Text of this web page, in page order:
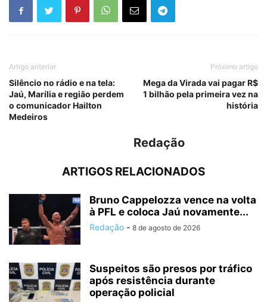
Artigo anterior
Silêncio no rádio e na tela:
Jaú, Marília e região perdem
o comunicador Hailton
Medeiros
Próximo artigo
Mega da Virada vai pagar R$
1 bilhão pela primeira vez na
história
Redação
ARTIGOS RELACIONADOS
Bruno Cappelozza vence na volta
à PFL e coloca Jaú novamente...
Redação - 8 de agosto de 2026
Suspeitos são presos por tráfico
após resistência durante
operação policial